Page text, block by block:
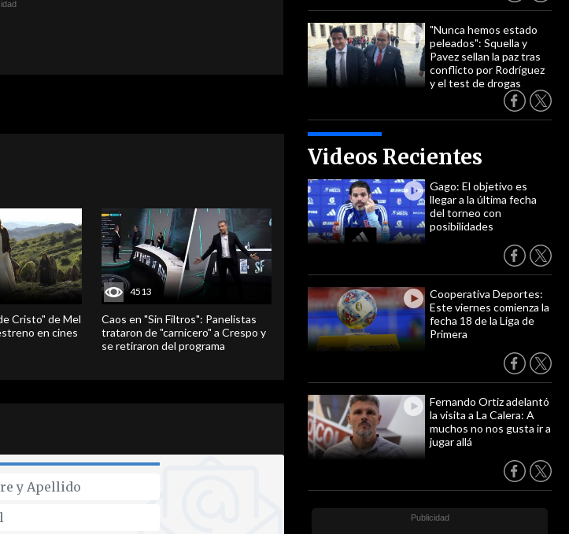
"Nunca hemos estado
peleados": Squella y
Pavez sellan la paz tras
conflicto por Rodríguez
y el test de drogas
Videos Recientes
Gago: El objetivo es
llegar a la última fecha
del torneo con
posibilidades
Cooperativa Deportes:
Este viernes comienza la
fecha 18 de la Liga de
Primera
Fernando Ortiz adelantó
la visita a La Calera: A
muchos no nos gusta ir a
jugar allá
Cristo" de Mel
en cines
4513
Caos en "Sin Filtros": Panelistas
trataron de "carnicero" a Crespo y
se retiraron del programa